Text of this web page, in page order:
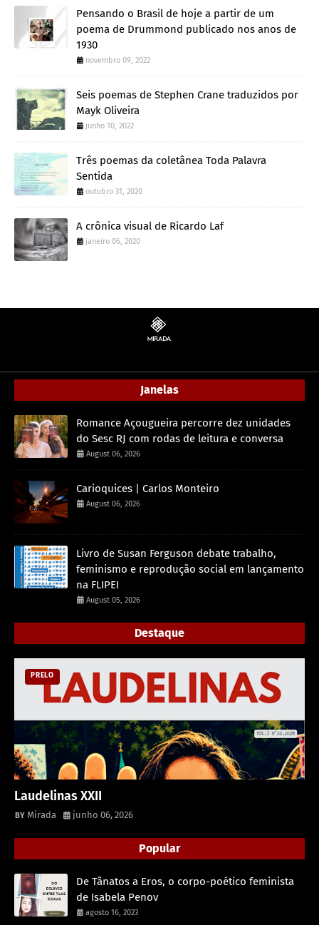
Pensando o Brasil de hoje a partir de um
poema de Drummond publicado nos anos de
1930
novembro 09, 2022
Seis poemas de Stephen Crane traduzidos por
Mayk Oliveira
junho 10, 2022
Três poemas da coletânea Toda Palavra
Sentida
outubro 31, 2020
A crônica visual de Ricardo Laf
janeiro 06, 2020
Janelas
Romance Açougueira percorre dez unidades
do Sesc RJ com rodas de leitura e conversa
August 06, 2026
Carioquices | Carlos Monteiro
August 06, 2026
Livro de Susan Ferguson debate trabalho,
feminismo e reprodução social em lançamento
na FLIPEI
August 05, 2026
Destaque
PRELO
Laudelinas XXII
Mirada junho 06, 2026
Popular
De Tânatos a Eros, o corpo-poético feminista
de Isabela Penov
agosto 16, 2023